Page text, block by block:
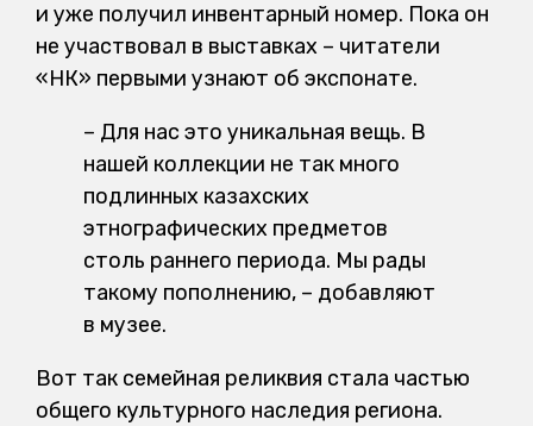
и уже получил инвентарный номер. Пока он
не участвовал в выставках – читатели
«НК» первыми узнают об экспонате.
– Для нас это уникальная вещь. В
нашей коллекции не так много
подлинных казахских
этнографических предметов
столь раннего периода. Мы рады
такому пополнению, – добавляют
в музее.
Вот так семейная реликвия стала частью
общего культурного наследия региона.